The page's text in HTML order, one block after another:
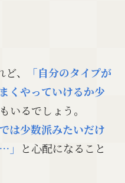
、
「自分のタイプが
くやっていけるか少
いるでしょう。
は少数派みたいだけ
」
と心配になること